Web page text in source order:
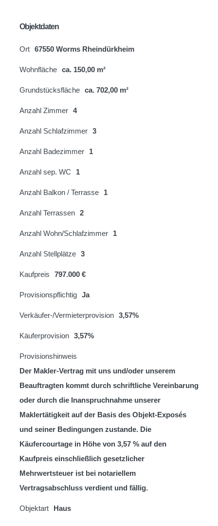
Objektdaten
Ort 67550 Worms Rheindürkheim
Wohnfläche ca. 150,00 m²
Grundstücksfläche ca. 702,00 m²
Anzahl Zimmer 4
Anzahl Schlafzimmer 3
Anzahl Badezimmer 1
Anzahl sep. WC 1
Anzahl Balkon / Terrasse 1
Anzahl Terrassen 2
Anzahl Wohn/Schlafzimmer 1
Anzahl Stellplätze 3
Kaufpreis 797.000 €
Provisionspflichtig Ja
Verkäufer-/Vermieterprovision 3,57%
Käuferprovision 3,57%
Provisionshinweis
Der Makler-Vertrag mit uns und/oder unserem
Beauftragten kommt durch schriftliche Vereinbarung
oder durch die Inanspruchnahme unserer
Maklertätigkeit auf der Basis des Objekt-Exposés
und seiner Bedingungen zustande. Die
Käufercourtage in Höhe von 3,57 % auf den
Kaufpreis einschließlich gesetzlicher
Mehrwertsteuer ist bei notariellem
Vertragsabschluss verdient und fällig.
Objektart Haus